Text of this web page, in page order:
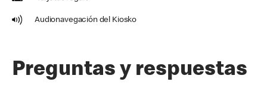
Audionavegación del Kiosko
Preguntas y respuestas